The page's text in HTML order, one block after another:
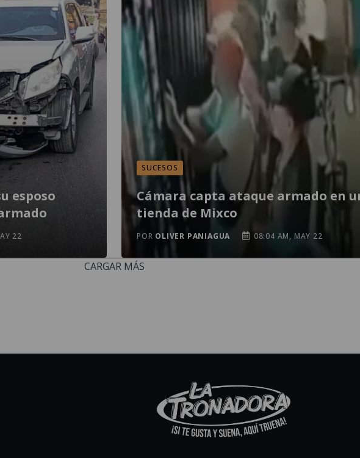
esposo
22
SUCESOS
Cámara capta ataque armado en
tienda de Mixco
POR OLIVER PANIAGUA 08:04 AM, MAY 22
CARGAR MÁS